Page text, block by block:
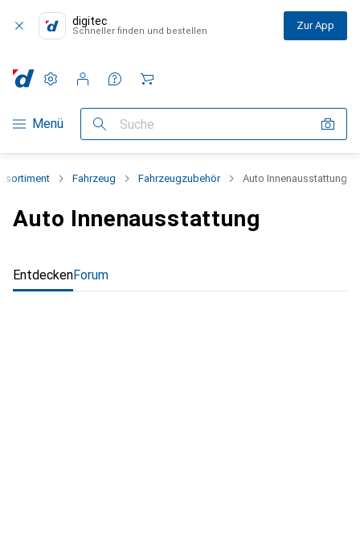
digitec
Schneller finden und bestellen Zur App
Navigation nach Kategorien
Menü Suche
Einstellungen
Kundenkonto
Vergleichslisten
Merklisten
Warenkorb
Fahrzeug Fahrzeugzubehör Auto Innenausstattung
Auto Innenausstattung
EntdeckenForum